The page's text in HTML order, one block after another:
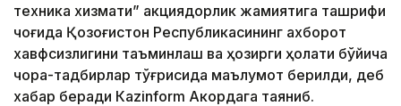
техника хизмати” акциядорлик жамиятига ташрифи
чоғида Қозоғистон Республикасининг ахборот
хавфсизлигини таъминлаш ва ҳозирги ҳолати бўйича
чора-тадбирлар тўғрисида маълумот берилди, деб
хабар беради Каzinform Акордага таяниб.